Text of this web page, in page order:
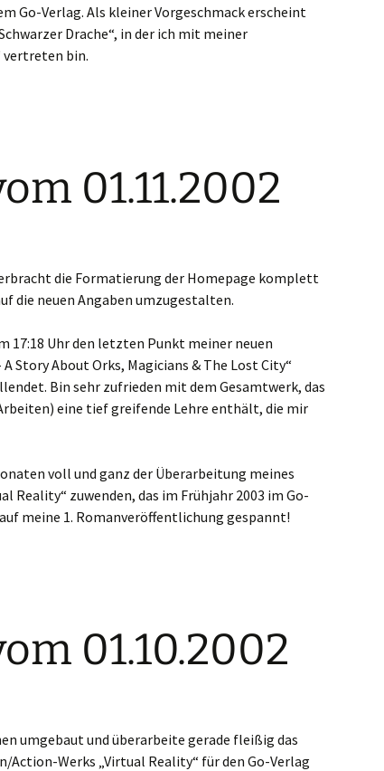
Go-Verlag. Als kleiner Vorgeschmack erscheint
Drache“, in der ich mit meiner
vertreten bin.
01.11.2002
die Formatierung der Homepage komplett
die neuen Angaben umzugestalten.
17:18 Uhr den letzten Punkt meiner neuen
Story About Orks, Magicians & The Lost City“
Bin sehr zufrieden mit dem Gesamtwerk, das
eine tief greifende Lehre enthält, die mir
voll und ganz der Überarbeitung meines
Reality“ zuwenden, das im Frühjahr 2003 im Go-
meine 1. Romanveröffentlichung gespannt!
01.10.2002
umgebaut und überarbeite gerade fleißig das
Werks „Virtual Reality“ für den Go-Verlag